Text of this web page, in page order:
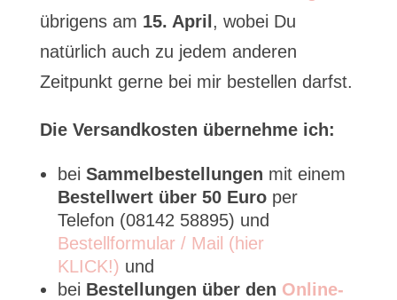
übrigens am 15. April , wobei Du
natürlich auch zu jedem anderen
Zeitpunkt gerne bei mir bestellen darfst.
Die Versandkosten übernehme ich:
bei Sammelbestellungen mit einem
Bestellwert über 50 Euro per
Telefon (08142 58895) und
Bestellformular / Mail (hier
KLICK!) und
bei Bestellungen über den Online-